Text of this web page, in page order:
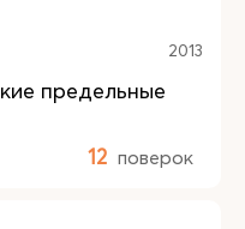
2013
предельные
12 поверок